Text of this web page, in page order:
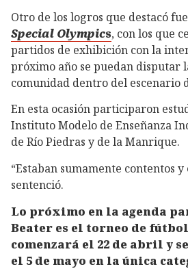
Otro de los logros que destacó
Special Olympics, con los que
partidos de exhibición con la
próximo año se puedan disputar
comunidad dentro del escenario
En esta ocasión participaron
Instituto Modelo de Enseñanza
de Río Piedras y de la Manrique.
“Estaban sumamente contentos y
sentenció.
Lo próximo en la agenda
Beater es el torneo de
comenzará el 22 de abril y
el 5 de mayo en la única